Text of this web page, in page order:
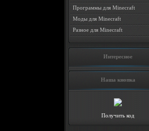
Программы для Minecraft
Моды для Minecraft
Разное для Minecraft
Интересное
Наша кнопка
Получить код